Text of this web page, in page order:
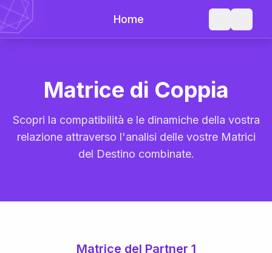
Home
Matrice di Coppia
Scopri la compatibilità e le dinamiche della vostra
relazione attraverso l'analisi delle vostre Matrici
del Destino combinate.
Matrice del Partner 1